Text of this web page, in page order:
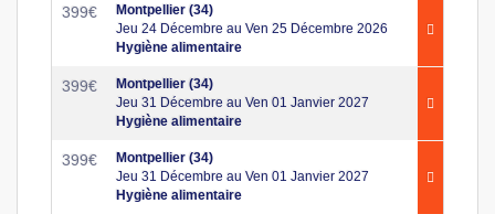
399€
Montpellier (34)
Jeu 24 Décembre au Ven 25 Décembre 2026
Hygiène alimentaire
399€
Montpellier (34)
Jeu 31 Décembre au Ven 01 Janvier 2027
Hygiène alimentaire
399€
Montpellier (34)
Jeu 31 Décembre au Ven 01 Janvier 2027
Hygiène alimentaire